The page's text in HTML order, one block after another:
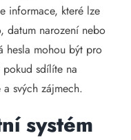
informace, které lze
datum narození nebo
hesla mohou být pro
pokud sdílíte na
svých zájmech.
systém